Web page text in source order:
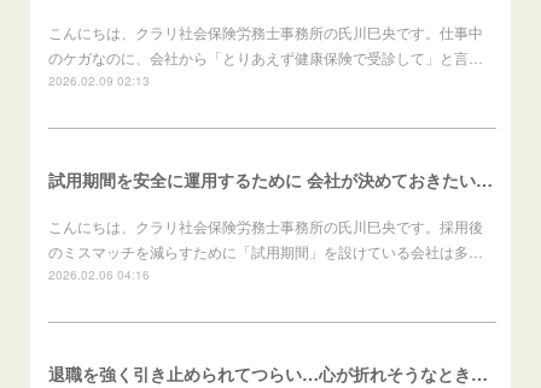
こんにちは、クラリ社会保険労務士事務所の氏川巳央です。仕事中
のケガなのに、会社から「とりあえず健康保険で受診して」と言…
2026.02.09 02:13
試用期間を安全に運用するために 会社が決めておきたいこと（会社向け）
こんにちは、クラリ社会保険労務士事務所の氏川巳央です。採用後
のミスマッチを減らすために「試用期間」を設けている会社は多…
2026.02.06 04:16
退職を強く引き止められてつらい…心が折れそうなときの進め方（労働者向け）